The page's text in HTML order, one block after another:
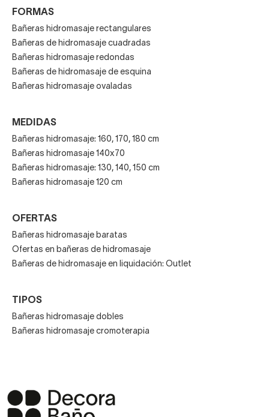
FORMAS
Bañeras hidromasaje rectangulares
Bañeras de hidromasaje cuadradas
Bañeras hidromasaje redondas
Bañeras de hidromasaje de esquina
Bañeras hidromasaje ovaladas
MEDIDAS
Bañeras hidromasaje: 160, 170, 180 cm
Bañeras hidromasaje 140x70
Bañeras hidromasaje: 130, 140, 150 cm
Bañeras hidromasaje 120 cm
OFERTAS
Bañeras hidromasaje baratas
Ofertas en bañeras de hidromasaje
Bañeras de hidromasaje en liquidación: Outlet
TIPOS
Bañeras hidromasaje dobles
Bañeras hidromasaje cromoterapia